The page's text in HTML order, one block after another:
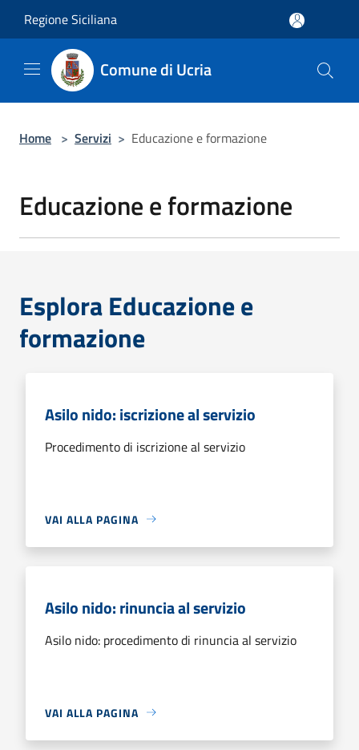
Regione Siciliana
Comune di Ucria
Home > Servizi > Educazione e formazione
Educazione e formazione
Esplora Educazione e
formazione
Asilo nido: iscrizione al servizio
Procedimento di iscrizione al servizio
VAI ALLA PAGINA
Asilo nido: rinuncia al servizio
Asilo nido: procedimento di rinuncia al servizio
VAI ALLA PAGINA